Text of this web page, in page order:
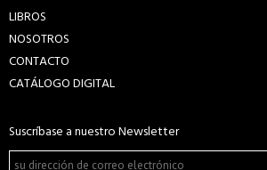
LIBROS
NOSOTROS
CONTACTO
CATÁLOGO DIGITAL
Suscríbase a nuestro Newsletter